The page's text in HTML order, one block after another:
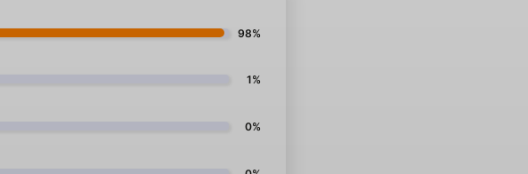
98%
1%
0%